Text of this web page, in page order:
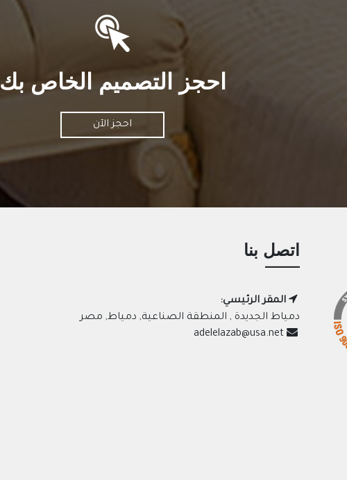
احجز التصميم الخاص بك
احجز الآن
اتصل بنا
المقر الرئيسي:
دمياط الجديدة , المنطقة الصناعية, دمياط, مصر